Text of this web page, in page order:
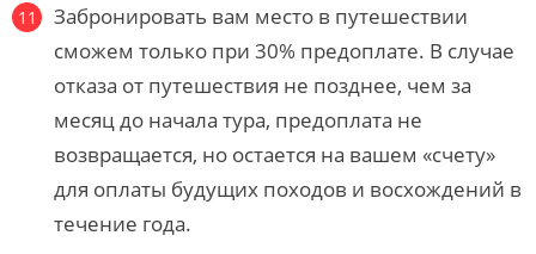
Забронировать вам место в путешествии
сможем только при 30% предоплате. В случае
отказа от путешествия не позднее, чем за
месяц до начала тура, предоплата не
возвращается, но остается на вашем «счету»
для оплаты будущих походов и восхождений в
течение года.